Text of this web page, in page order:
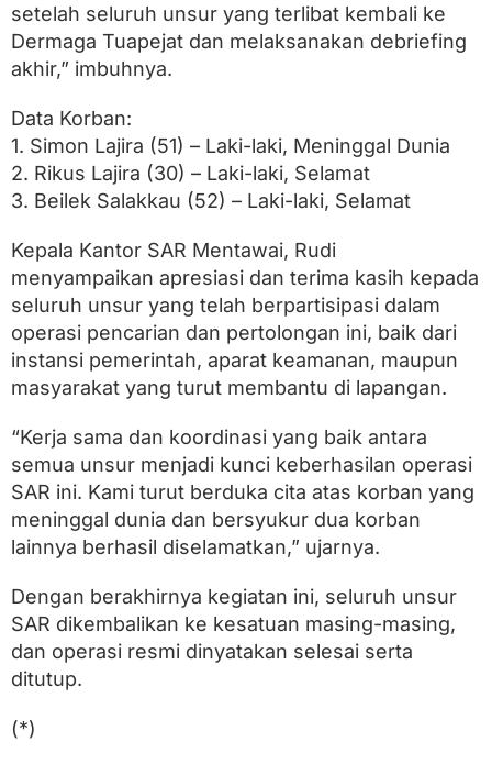
g
g
l
setelah seluruh unsur yang terlibat kembali ke
Dermaga Tuapejat dan melaksanakan debriefing
akhir,” imbuhnya.
Data Korban:
1. Simon Lajira (51) – Laki-laki, Meninggal Dunia
2. Rikus Lajira (30) – Laki-laki, Selamat
3. Beilek Salakkau (52) – Laki-laki, Selamat
Kepala Kantor SAR Mentawai, Rudi
menyampaikan apresiasi dan terima kasih kepada
seluruh unsur yang telah berpartisipasi dalam
operasi pencarian dan pertolongan ini, baik dari
instansi pemerintah, aparat keamanan, maupun
masyarakat yang turut membantu di lapangan.
“Kerja sama dan koordinasi yang baik antara
semua unsur menjadi kunci keberhasilan operasi
SAR ini. Kami turut berduka cita atas korban yang
meninggal dunia dan bersyukur dua korban
lainnya berhasil diselamatkan,” ujarnya.
Dengan berakhirnya kegiatan ini, seluruh unsur
SAR dikembalikan ke kesatuan masing-masing,
dan operasi resmi dinyatakan selesai serta
ditutup.
(*)